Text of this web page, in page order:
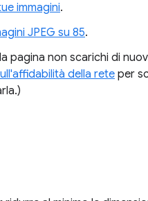
immagini.
JPEG su 85.
pagina non scarichi di
della rete per